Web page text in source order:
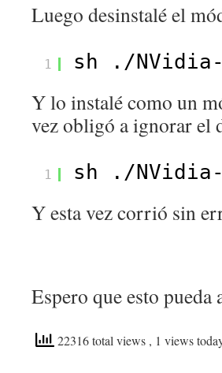
Luego desinstalé el
1 sh . /
Y lo instalé como un
vez obligó a ignorar el
1 sh . /
Y esta vez corrió sin
Espero que esto
22316 total views , 1 views